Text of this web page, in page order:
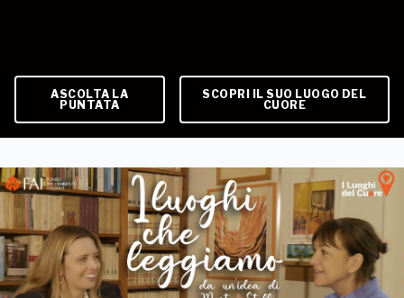
ASCOLTA LA
PUNTATA
SCOPRI IL SUO LUOGO DEL
CUORE